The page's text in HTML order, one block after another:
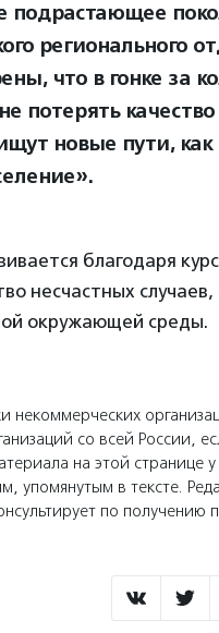
подрастающее
регионального
что в гонке за
потерять
новые пути, как
благодаря
несчастных
окружающей среды.
некоммерческих
со всей России,
на этой странице
упомянутым в тексте.
по получению